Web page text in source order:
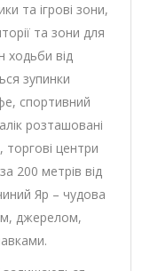
та ігрові зони,
та зони для
ходьби від
зупинки
спортивний
розташовані
торгові центри
200 метрів від
Яр – чудова
джерелом,